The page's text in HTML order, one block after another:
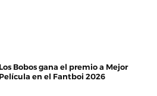
Los Bobos gana el premio a Mejor
Película en el Fantboi 2026